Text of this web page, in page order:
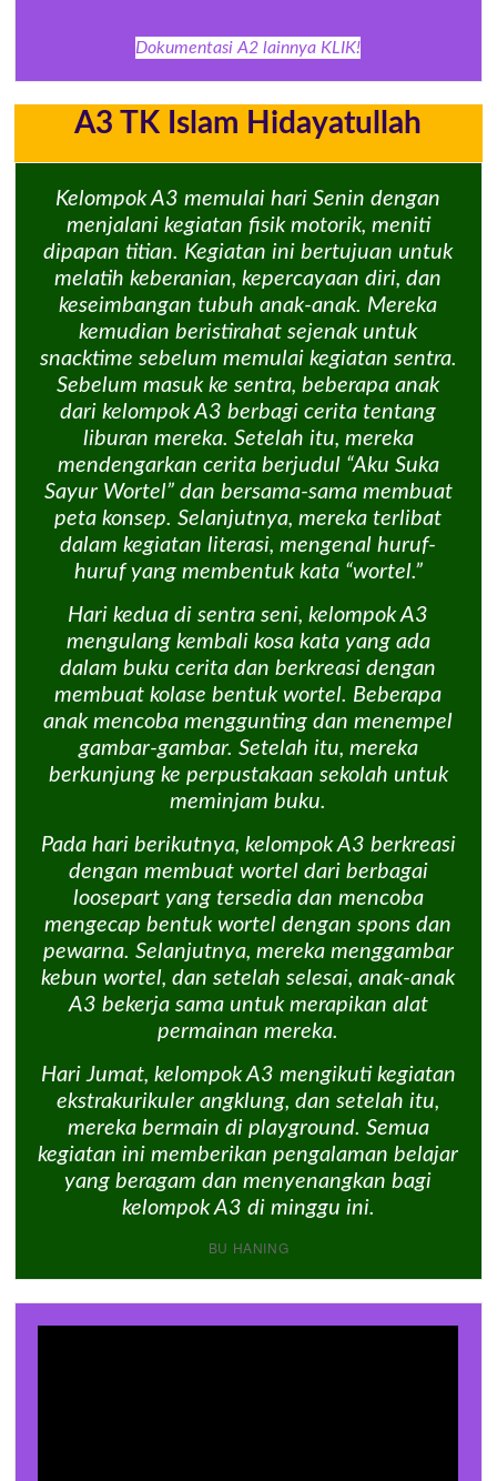
Dokumentasi A2 lainnya KLIK!
A3 TK Islam Hidayatullah
Kelompok A3 memulai hari Senin dengan
menjalani kegiatan fisik motorik, meniti
dipapan titian. Kegiatan ini bertujuan untuk
melatih keberanian, kepercayaan diri, dan
keseimbangan tubuh anak-anak. Mereka
kemudian beristirahat sejenak untuk
snacktime sebelum memulai kegiatan sentra.
Sebelum masuk ke sentra, beberapa anak
dari kelompok A3 berbagi cerita tentang
liburan mereka. Setelah itu, mereka
mendengarkan cerita berjudul “Aku Suka
Sayur Wortel” dan bersama-sama membuat
peta konsep. Selanjutnya, mereka terlibat
dalam kegiatan literasi, mengenal huruf-
huruf yang membentuk kata “wortel.”
Hari kedua di sentra seni, kelompok A3
mengulang kembali kosa kata yang ada
dalam buku cerita dan berkreasi dengan
membuat kolase bentuk wortel. Beberapa
anak mencoba menggunting dan menempel
gambar-gambar. Setelah itu, mereka
berkunjung ke perpustakaan sekolah untuk
meminjam buku.
Pada hari berikutnya, kelompok A3 berkreasi
dengan membuat wortel dari berbagai
loosepart yang tersedia dan mencoba
mengecap bentuk wortel dengan spons dan
pewarna. Selanjutnya, mereka menggambar
kebun wortel, dan setelah selesai, anak-anak
A3 bekerja sama untuk merapikan alat
permainan mereka.
Hari Jumat, kelompok A3 mengikuti kegiatan
ekstrakurikuler angklung, dan setelah itu,
mereka bermain di playground. Semua
kegiatan ini memberikan pengalaman belajar
yang beragam dan menyenangkan bagi
kelompok A3 di minggu ini.
BU HANING